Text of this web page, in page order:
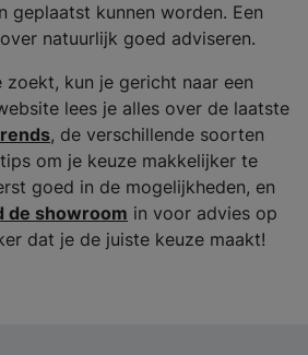
geplaatst kunnen worden. Een
natuurlijk goed adviseren.
kun je gericht naar een
lees je alles over de laatste
, de verschillende soorten
om je keuze makkelijker te
goed in de mogelijkheden, en
de showroom in voor advies op
dat je de juiste keuze maakt!